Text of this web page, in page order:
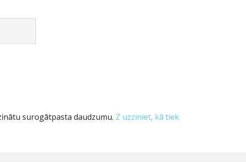
surogātpasta daudzumu. Z uzziniet, kā tiek